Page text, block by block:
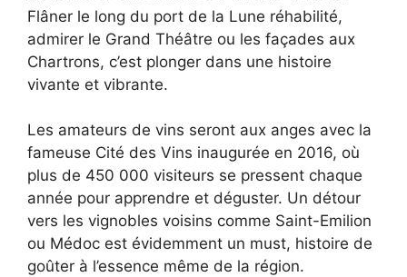
Flâner le long du port de la Lune réhabilité,
admirer le Grand Théâtre ou les façades aux
Chartrons, c’est plonger dans une histoire
vivante et vibrante.
Les amateurs de vins seront aux anges avec la
fameuse Cité des Vins inaugurée en 2016, où
plus de 450 000 visiteurs se pressent chaque
année pour apprendre et déguster. Un détour
vers les vignobles voisins comme Saint-Emilion
ou Médoc est évidemment un must, histoire de
goûter à l’essence même de la région.